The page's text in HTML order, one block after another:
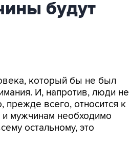
будут
который бы не был
И, напротив, люди не
прежде всего, относится к
мужчинам необходимо
остальному, это